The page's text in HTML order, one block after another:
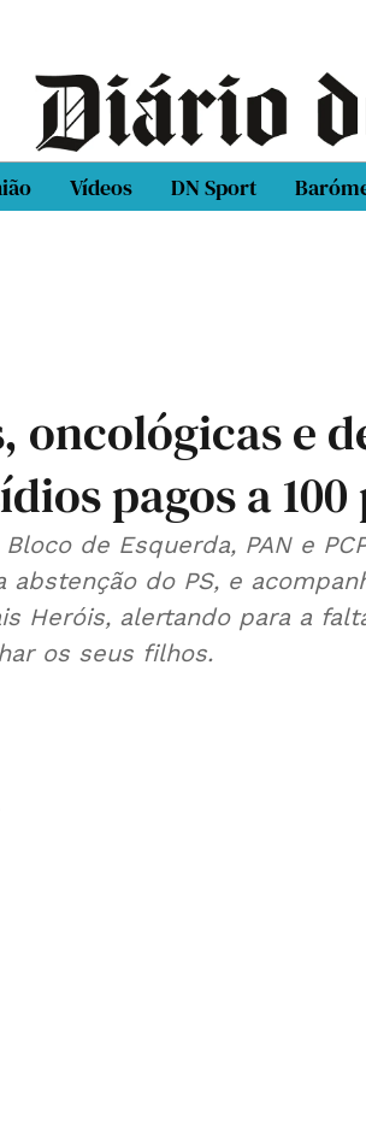
Vídeos DN Sport
oncológicas e
pagos a
de Esquerda, PAN e
abstenção do PS, e
Heróis, alertando para a
os seus filhos.